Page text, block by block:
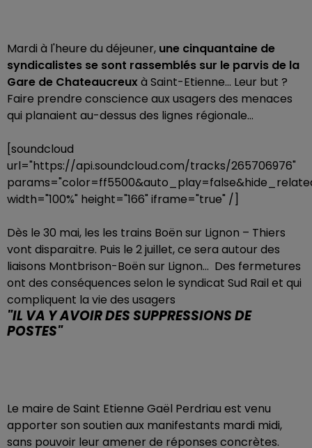
Mardi à l'heure du déjeuner, une cinquantaine de
syndicalistes se sont rassemblés sur le parvis de la
Gare de Chateaucreuxà Saint-Etienne... Leur but ?
Faire prendre conscience aux usagers des menaces
qui planaient au-dessus des lignes régionale...
[soundcloud
url="https://api.soundcloud.com/tracks/265706976"
width="100%" height="166" iframe="true" /]
Dès le 30 mai, les les trains Boën sur Lignon – Thiers
vont disparaitre. Puis le 2 juillet, ce sera autour des
liaisons Montbrison-Boën sur Lignon... Des fermetures
ont des conséquences selon le syndicat Sud Rail et qui
compliquent la vie des usagers
"IL VA Y AVOIR DES SUPPRESSIONS DE
POSTES"
Le maire de Saint Etienne Gaël Perdriau est venu
apporter son soutien aux manifestants mardi midi,
sans pouvoir leur amener de réponses concrètes.